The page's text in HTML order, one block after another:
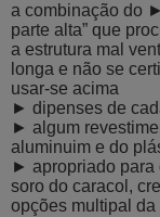
a combinação do
parte alta” que
a estrutura mal
longa e não se
usar-se acima
► dipenses de
► algum
aluminuim e do
► apropriado para
soro do caracol,
opções multipal